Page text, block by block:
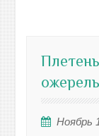
Ноябрь